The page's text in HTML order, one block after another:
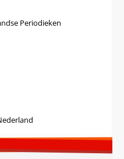
Periodieken